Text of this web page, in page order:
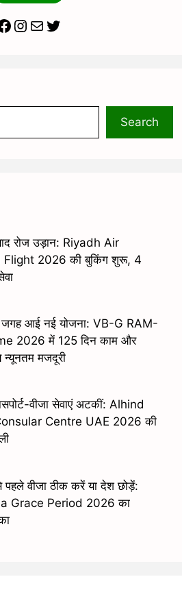
Instagram
MailTwitter
Search
रोज उड़ान: Riyadh Air
Flight 2026 की बुकिंग शुरू, 4
जगह आई नई योजना: VB-G RAM-
2026 में 125 दिन काम और
मजदूरी
वीजा सेवाएं अटकीं: Alhind
Centre UAE 2026 की
वीजा ठीक करें या देश छोड़ें:
Grace Period 2026 का